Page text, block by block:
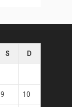
S D
9 10